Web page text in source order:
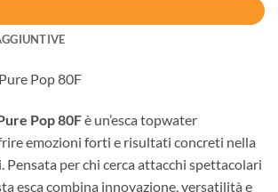
Pop 80F
Pop 80Fè un’esca topwater
emozioni forti e risultati concreti nella
Pensata per chi cerca attacchi spettacolari
esca combina innovazione, versatilità e